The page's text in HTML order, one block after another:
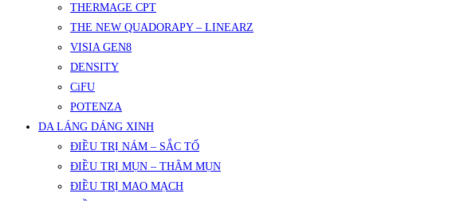
THERMAGE CPT
THE NEW QUADORAPY – LINEARZ
VISIA GEN8
DENSITY
CiFU
POTENZA
DA LÁNG DÁNG XINH
ĐIỀU TRỊ NÁM – SẮC TỐ
ĐIỀU TRỊ MỤN – THÂM MỤN
ĐIỀU TRỊ MAO MẠCH